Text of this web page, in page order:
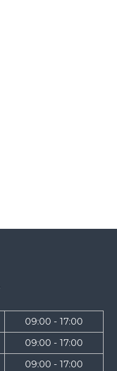
09:00 - 17:00
09:00 - 17:00
09:00 - 17:00